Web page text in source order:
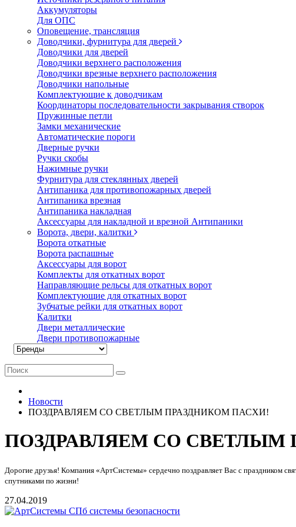
Аккумуляторы
Для ОПС
Оповещение, трансляция
Доводчики, фурнитура для дверей
Доводчики для дверей
Доводчики верхнего расположения
Доводчики врезные верхнего расположения
Доводчики напольные
Комплектующие к доводчикам
Координаторы последовательности закрывания створок
Пружинные петли
Замки механические
Автоматические пороги
Дверные ручки
Ручки скобы
Нажимные ручки
Фурнитура для стеклянных дверей
Антипаника для противопожарных дверей
Антипаника врезная
Антипаника накладная
Аксессуары для накладной и врезной Антипаники
Ворота, двери, калитки
Ворота откатные
Ворота распашные
Аксессуары для ворот
Комплекты для откатных ворот
Направляющие рельсы для откатных ворот
Комплектующие для откатных ворот
Зубчатые рейки для откатных ворот
Калитки
Двери металлические
Двери противопожарные
Новости
ПОЗДРАВЛЯЕМ СО СВЕТЛЫМ ПРАЗДНИКОМ ПАСХИ!
ПОЗДРАВЛЯЕМ СО СВЕТЛЫМ
Дорогие друзья! Компания «АртСистемы» сердечно поздравляет Вас с праздником
спутниками по жизни!
27.04.2019